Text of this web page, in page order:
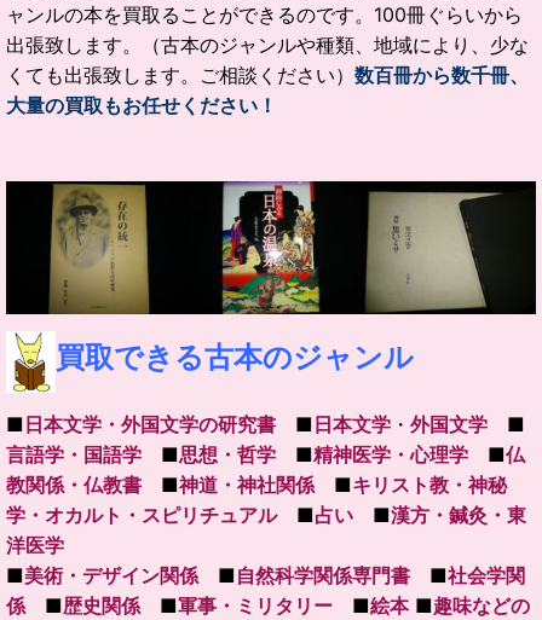
ャンルの本を買取ることができるのです。100冊ぐらいから
出張致します。（古本のジャンルや種類、地域により、少な
くても出張致します。ご相談ください） 数百冊から数千冊、
大量の買取もお任せください！
買取できる古本のジャンル
■ 日本文学・外国文学の研究書 ■ 日本文学 ・ 外国文学 ■
言語学・国語学 ■思想・哲学 ■精神医学・心理学 ■仏
教関係・仏教書 ■神道・神社関係■キリスト教・神秘
学・オカルト・スピリチュアル■占い ■漢方・鍼灸・東
洋医学
■美術・デザイン関係■自然科学関係専門書 ■社会学関
係■歴史関係■軍事・ミリタリー ■絵本■趣味などの